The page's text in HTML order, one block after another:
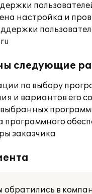
настройка и
следующие
по выбору
и вариантов его
программного
заказчика
обратились в